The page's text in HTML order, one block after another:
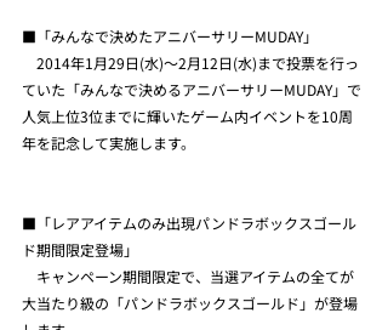
■「みんなで決めたアニバーサリーMUDAY」
2014年1月29日(水)～2月12日(水)まで投票を行っ
ていた「みんなで決めるアニバーサリーMUDAY」で
人気上位3位までに輝いたゲーム内イベントを10周
年を記念して実施します。
■「レアアイテムのみ出現パンドラボックスゴール
ド期間限定登場」
キャンペーン期間限定で、当選アイテムの全てが
大当たり級の「パンドラボックスゴールド」が登場